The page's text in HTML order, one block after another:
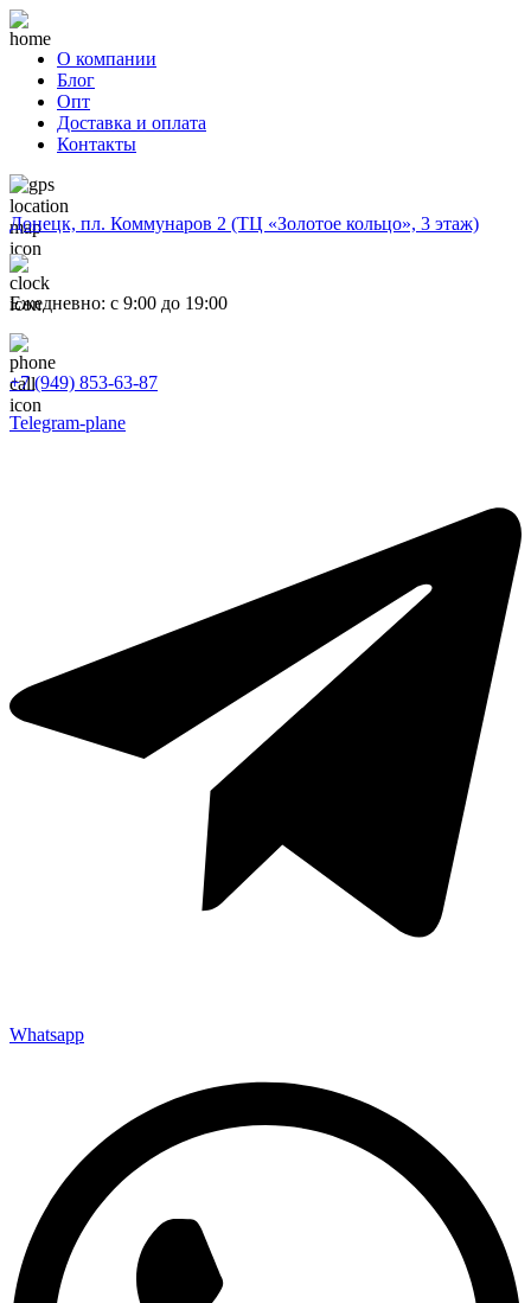
О компании
Блог
Опт
Доставка и оплата
Контакты
Донецк, пл. Коммунаров 2 (ТЦ «Золотое кольцо», 3 этаж)
Ежедневно: с 9:00 до 19:00
+7 (949) 853-63-87
Telegram-plane
Whatsapp